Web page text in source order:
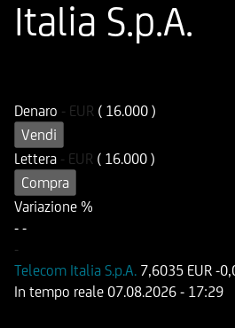
Italia S.p.A.
Denaro - EUR ( 16.000 )
Vendi
Lettera - EUR ( 16.000 )
Compra
Variazione %
- -
-
Telecom Italia S.p.A. 7,6035 EUR -
In tempo reale 07.08.2026 - 17:29